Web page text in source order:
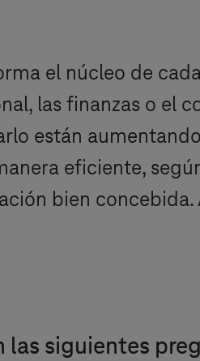
el núcleo de
las finanzas o el
están aumentando
eficiente,
bien concebida.
las siguientes